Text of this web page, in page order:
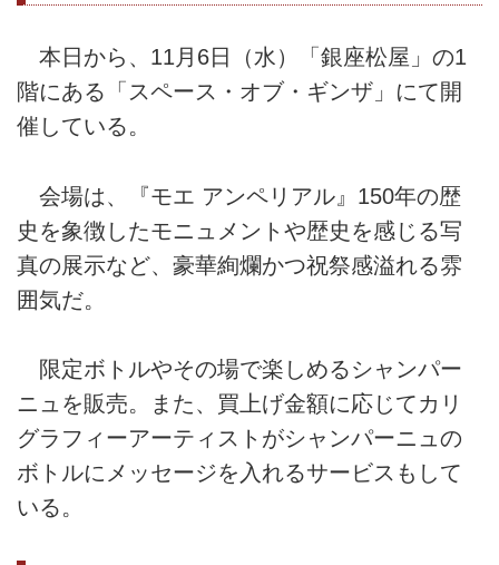
本日から、11月6日（水）「銀座松屋」の1
階にある「スペース・オブ・ギンザ」にて開
催している。
会場は、『モエ アンペリアル』150年の歴
史を象徴したモニュメントや歴史を感じる写
真の展示など、豪華絢爛かつ祝祭感溢れる雰
囲気だ。
限定ボトルやその場で楽しめるシャンパー
ニュを販売。また、買上げ金額に応じてカリ
グラフィーアーティストがシャンパーニュの
ボトルにメッセージを入れるサービスもして
いる。